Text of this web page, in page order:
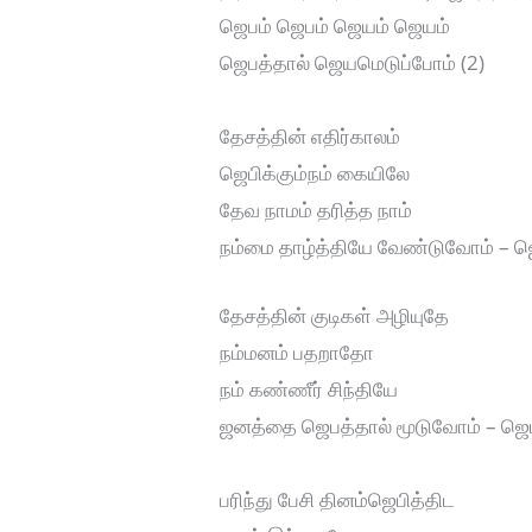
ஜெபம் ஜெபம் ஜெயம் ஜெயம்
ஜெபத்தால் ஜெயமெடுப்போம் (2)
தேசத்தின் எதிர்காலம்
ஜெபிக்கும்நம் கையிலே
தேவ நாமம் தரித்த நாம்
நம்மை தாழ்த்தியே வேண்டுவோம் –
தேசத்தின் குடிகள் அழியுதே
நம்மனம் பதறாதோ
நம் கண்ணீர் சிந்தியே
ஜனத்தை ஜெபத்தால் மூடுவோம் –
பரிந்து பேசி தினம்ஜெபித்திட